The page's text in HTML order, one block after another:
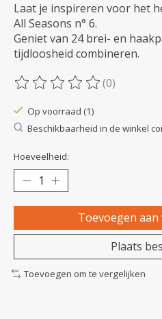
Laat je inspireren voor het
All Seasons n° 6.
Geniet van 24 brei- en
tijdloosheid combineren.
De beoordeling van dit
(0)
Op voorraad (1)
Beschikbaarheid in de winkel
Hoeveelheid:
Toevoegen
Plaats
Toevoegen om te vergelijken